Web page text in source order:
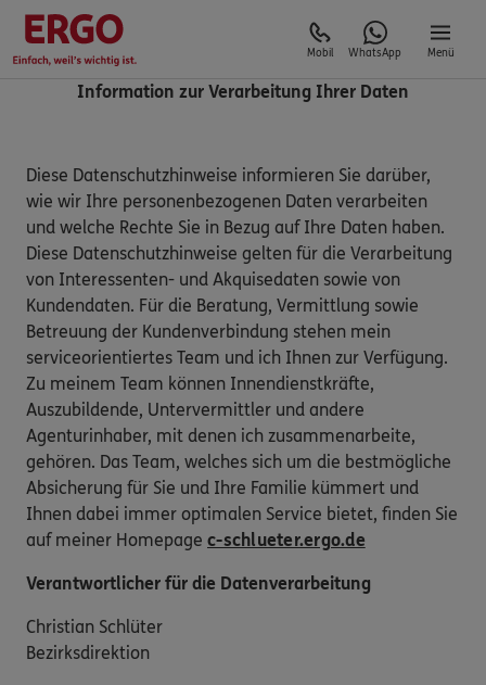
Mobil WhatsApp Menü
Information zur Verarbeitung Ihrer Daten
Diese Datenschutzhinweise informieren Sie darüber,
wie wir Ihre personenbezogenen Daten verarbeiten
und welche Rechte Sie in Bezug auf Ihre Daten haben.
Diese Datenschutzhinweise gelten für die Verarbeitung
von Interessenten- und Akquisedaten sowie von
Kundendaten. Für die Beratung, Vermittlung sowie
Betreuung der Kundenverbindung stehen mein
serviceorientiertes Team und ich Ihnen zur Verfügung.
Zu meinem Team können Innendienstkräfte,
Auszubildende, Untervermittler und andere
Agenturinhaber, mit denen ich zusammenarbeite,
gehören. Das Team, welches sich um die bestmögliche
Absicherung für Sie und Ihre Familie kümmert und
Ihnen dabei immer optimalen Service bietet, finden Sie
auf meiner Homepage c-schlueter.ergo.de
Verantwortlicher für die Datenverarbeitung
Christian Schlüter
Bezirksdirektion